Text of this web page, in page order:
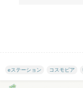
eステーション コスモピア